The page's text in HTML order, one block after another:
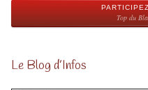
Top du
Le Blog d’Infos